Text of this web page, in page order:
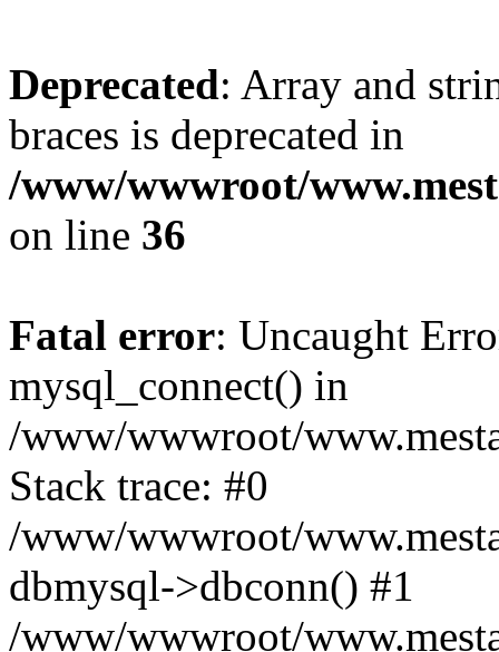
Deprecated: Array and
braces is deprecated in
/www/wwwroot/
on line 36
Fatal error: Uncaught
mysql_connect() in
/www/wwwroot/
Stack trace: #0
/www/wwwroot/
dbmysql->dbconn() #1
/www/wwwroot/